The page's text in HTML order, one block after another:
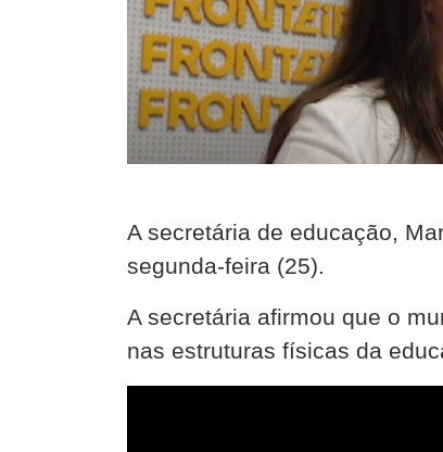
A secretária de educação,
segunda-feira (25).
A secretária afirmou que o
nas estruturas físicas da